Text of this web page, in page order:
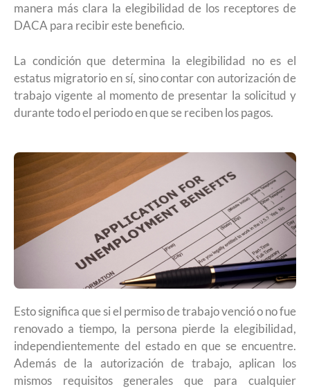
manera más clara la elegibilidad de los receptores de
DACA para recibir este beneficio.
La condición que determina la elegibilidad no es el
estatus migratorio en sí, sino contar con autorización de
trabajo vigente al momento de presentar la solicitud y
durante todo el periodo en que se reciben los pagos.
Esto significa que si el permiso de trabajo venció o no fue
renovado a tiempo, la persona pierde la elegibilidad,
independientemente del estado en que se encuentre.
Además de la autorización de trabajo, aplican los
mismos requisitos generales que para cualquier